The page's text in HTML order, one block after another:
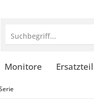
Suchbegriff...
Monitore